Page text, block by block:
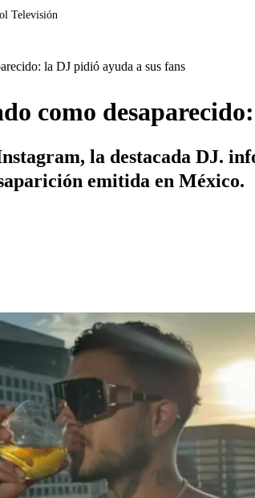
Televisión
la DJ pidió ayuda a sus fans
como
la destacada DJ.
emitida en México.